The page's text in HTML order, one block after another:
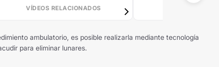
VÍDEOS RELACIONADOS
ambulatorio, es posible realizarla mediante tecnología
para eliminar lunares.